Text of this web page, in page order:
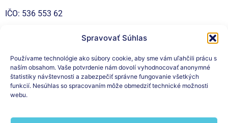
Spravovať Súhlas
Používame technológie ako súbory cookie, aby sme vám uľahčili prácu s
naším obsahom. Vaše potvrdenie nám dovolí vyhodnocovať anonymné
štatistiky návštevnosti a zabezpečiť správne fungovanie všetkých
funkcií. Nesúhlas so spracovaním môže obmedziť technické možnosti
webu.
IČO: 536 553 62
Sociálne siete